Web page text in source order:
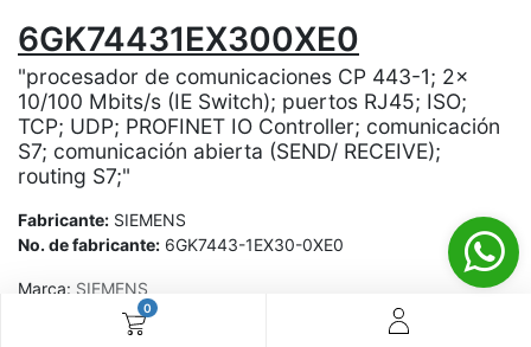
0
6GK74431EX300XE0
"procesador de comunicaciones CP 443-1; 2x
10/100 Mbits/s (IE Switch); puertos RJ45; ISO;
TCP; UDP; PROFINET IO Controller; comunicación
S7; comunicación abierta (SEND/ RECEIVE);
routing S7;"
Fabricante: SIEMENS
No. de fabricante: 6GK7443-1EX30-0XE0
Marca: SIEMENS
¿Aún no tienes cuenta? ¡Regístrate ahora y disfruta de